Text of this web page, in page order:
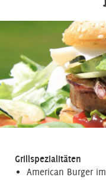
Grillspezialitäten
American Burger